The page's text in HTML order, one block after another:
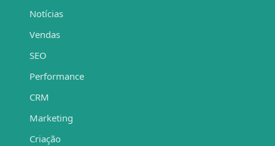
Notícias
Vendas
SEO
Performance
CRM
Marketing
Criação